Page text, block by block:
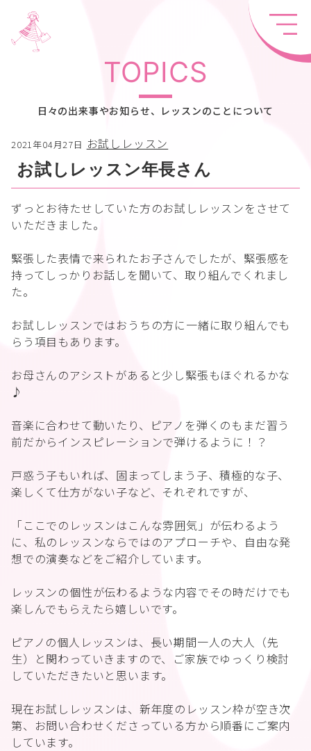
TOPICS
日々の出来事やお知らせ、レッスンのことについて
2021年04月27日 お試しレッスン
お試しレッスン年長さん
ずっとお待たせしていた方のお試しレッスンをさせて
いただきました。
緊張した表情で来られたお子さんでしたが、緊張感を
持ってしっかりお話しを聞いて、取り組んでくれまし
た。
お試しレッスンではおうちの方に一緒に取り組んでも
らう項目もあります。
お母さんのアシストがあると少し緊張もほぐれるかな
♪
音楽に合わせて動いたり、ピアノを弾くのもまだ習う
前だからインスピレーションで弾けるように！？
戸惑う子もいれば、固まってしまう子、積極的な子、
楽しくて仕方がない子など、それぞれですが、
「ここでのレッスンはこんな雰囲気」が伝わるよう
に、私のレッスンならではのアプローチや、自由な発
想での演奏などをご紹介しています。
レッスンの個性が伝わるような内容でその時だけでも
楽しんでもらえたら嬉しいです。
ピアノの個人レッスンは、長い期間一人の大人（先
生）と関わっていきますので、ご家族でゆっくり検討
していただきたいと思います。
現在お試しレッスンは、新年度のレッスン枠が空き次
第、お問い合わせくださっている方から順番にご案内
しています。